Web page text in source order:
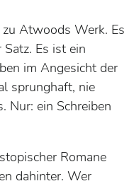
Atwoods Werk. Es
Es ist ein
im Angesicht der
sprunghaft, nie
Nur: ein Schreiben
Romane
dahinter. Wer